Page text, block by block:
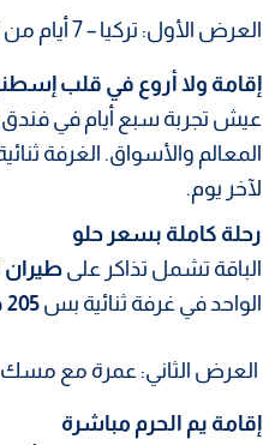
العرض الأول: تركيا – 7 أيام من 9/9 إلى 15/9
إقامة ولا أروع في قلب
عيش تجربة سبع أيام في فندق
المعالم والأسواق. الغرفة
لآخر يوم.
رحلة كاملة بسعر حلو
الباقة تشمل تذاكر على طيران
الواحد في غرفة ثنائية بس 205 دينار
العرض الثاني: عمرة مع مسك – 3 أيام
إقامة يم الحرم مباشرة